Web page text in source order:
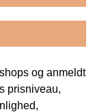
og anmeldt
prisniveau,